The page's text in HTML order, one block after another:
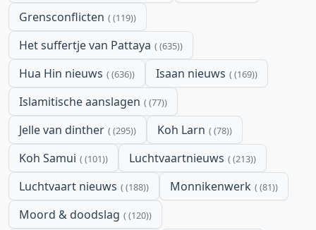
Grensconflicten (119)
Het suffertje van Pattaya (635)
Hua Hin nieuws (636) Isaan nieuws (169)
Islamitische aanslagen (77)
Jelle van dinther (295) Koh Larn (78)
Koh Samui (101) Luchtvaartnieuws (213)
Luchtvaart nieuws (188) Monnikenwerk (81)
Moord & doodslag (120)